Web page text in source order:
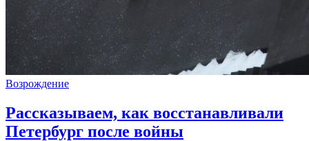
Возрождение
Рассказываем, как восстанавливали
Петербург после войны